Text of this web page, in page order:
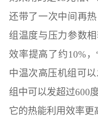
还带了一次中间再
组温度与压力参数
效率提高了约10%
中温次高压机组可
组中可以发超过600
它的热能利用效率更